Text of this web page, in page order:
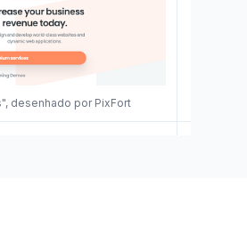
desenhado por PixFort